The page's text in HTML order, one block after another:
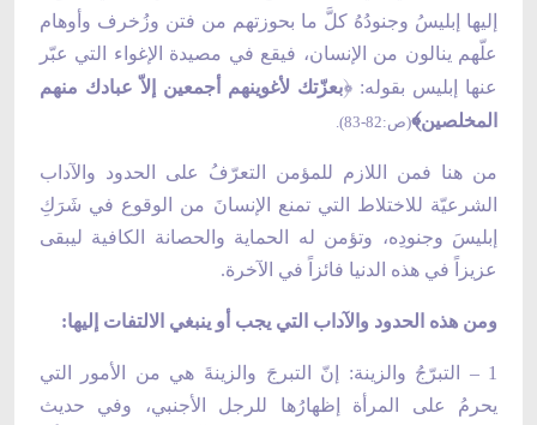
إليها إبليسُ وجنودُهُ كلَّ ما بحوزتهم من فتن وزُخرف وأوهام
علّهم ينالون من الإنسان، فيقع في مصيدة الإغواء التي عبّر
عنها إبليس بقوله: ﴿بعزّتك لأغوينهم أجمعين إلاّ عبادك منهم
المخلصين﴾(ص:82-83) .
من هنا فمن اللازم للمؤمن التعرّفُ على الحدود والآداب
الشرعيّة للاختلاط التي تمنع الإنسانَ من الوقوع في شَرَكِ
إبليسَ وجنودِه، وتؤمن له الحماية والحصانة الكافية ليبقى
عزيزاً في هذه الدنيا فائزاً في الآخرة.
ومن هذه الحدود والآداب التي يجب أو ينبغي الالتفات إليها:
1 – التبرّجُ والزينة: إنّ التبرجَ والزينةَ هي من الأمور التي
يحرمُ على المرأة إظهارُها للرجل الأجنبي، وفي حديث